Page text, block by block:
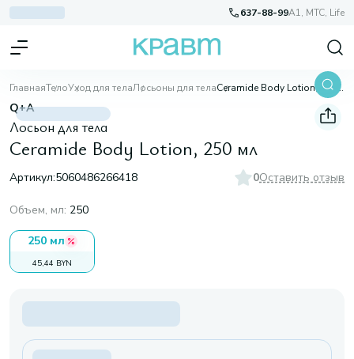
637-88-99A1, МТС, Life
ГлавнаяТелоУход для телаЛосьоны для тела Ceramide Body Lotion, 250 мл
Q+A
Лосьон для тела
Ceramide Body Lotion, 250 мл
Артикул:5060486266418 0Оставить отзыв
Объем, мл: 250
250 мл
45,44 BYN